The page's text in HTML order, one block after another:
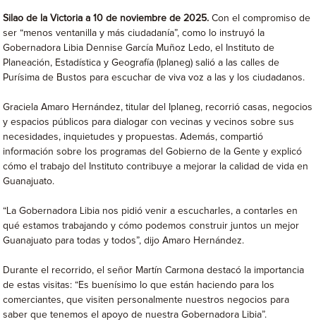
Silao de la Victoria a 10 de noviembre de 2025. Con el compromiso de
ser “menos ventanilla y más ciudadanía”, como lo instruyó la
Gobernadora Libia Dennise García Muñoz Ledo, el Instituto de
Planeación, Estadística y Geografía (Iplaneg) salió a las calles de
Purísima de Bustos para escuchar de viva voz a las y los ciudadanos.
Graciela Amaro Hernández, titular del Iplaneg, recorrió casas, negocios
y espacios públicos para dialogar con vecinas y vecinos sobre sus
necesidades, inquietudes y propuestas. Además, compartió
información sobre los programas del Gobierno de la Gente y explicó
cómo el trabajo del Instituto contribuye a mejorar la calidad de vida en
Guanajuato.
“La Gobernadora Libia nos pidió venir a escucharles, a contarles en
qué estamos trabajando y cómo podemos construir juntos un mejor
Guanajuato para todas y todos”, dijo Amaro Hernández.
Durante el recorrido, el señor Martín Carmona destacó la importancia
de estas visitas: “Es buenísimo lo que están haciendo para los
comerciantes, que visiten personalmente nuestros negocios para
saber que tenemos el apoyo de nuestra Gobernadora Libia”.